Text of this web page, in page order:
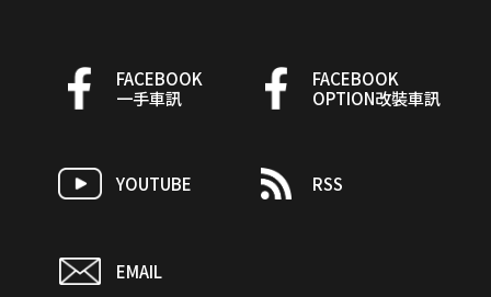
FACEBOOK
一手車訊
FACEBOOK
OPTION改裝車訊
YOUTUBE RSS
EMAIL